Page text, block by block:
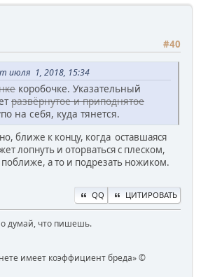
#40
июля 1, 2018, 15:34
коробочке. Указательный
развёрнутое и приподнятое
на себя, куда тянется.
ближе к концу, когда оставшаяся
лопнуть и оторваться с плеском,
а то и подрезать ножиком.
QQ ЦИТИРОВАТЬ
думай, что пишешь.
имеет коэффициент бреда» ©